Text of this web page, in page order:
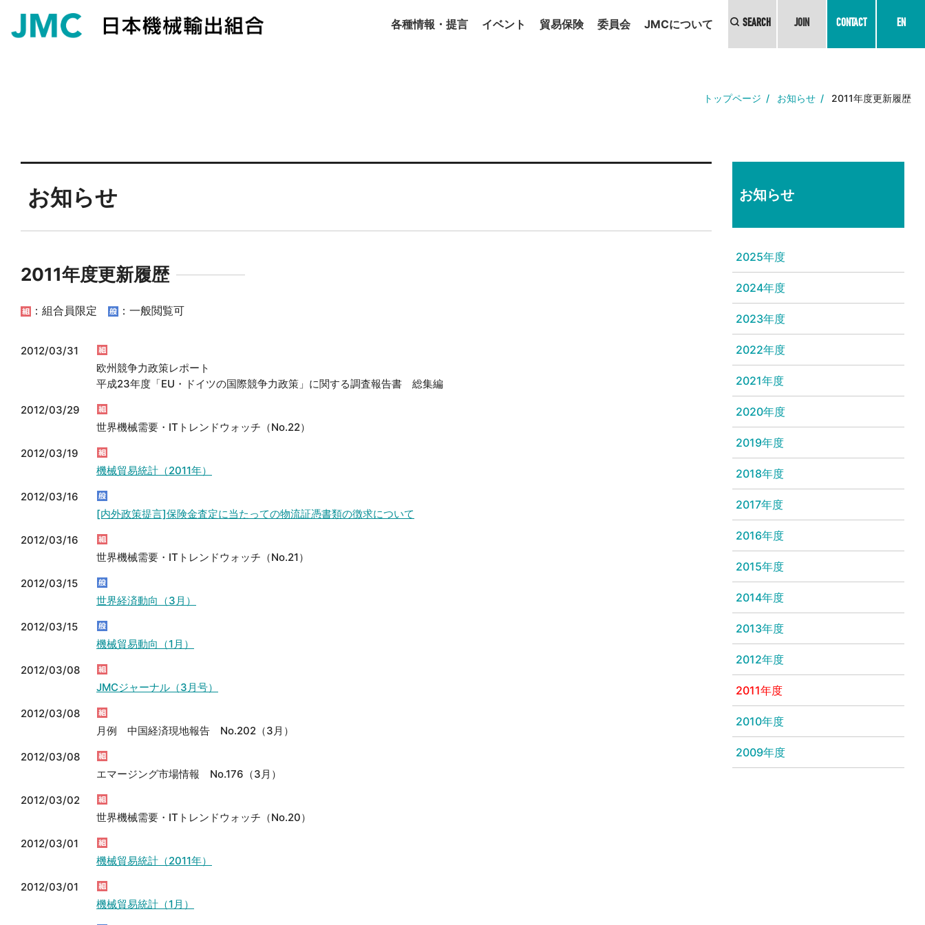
各種情報・提言 イベント 貿易保険 委員会 JMCについて SEARCH JOIN CONTACT EN
トップページ お知らせ 2011年度更新履歴
お知らせ
2011年度更新履歴
：組合員限定 ：一般閲覧可
2012/03/31
欧州競争力政策レポート
平成23年度「EU・ドイツの国際競争力政策」に関する調査報告書 総集編
2012/03/29
世界機械需要・ITトレンドウォッチ（No.22）
2012/03/19
機械貿易統計（2011年）
2012/03/16
[内外政策提言]保険金査定に当たっての物流証憑書類の徴求について
2012/03/16
世界機械需要・ITトレンドウォッチ（No.21）
2012/03/15
世界経済動向（3月）
2012/03/15
機械貿易動向（1月）
2012/03/08
JMCジャーナル（3月号）
2012/03/08
月例 中国経済現地報告 No.202（3月）
2012/03/08
エマージング市場情報 No.176（3月）
2012/03/02
世界機械需要・ITトレンドウォッチ（No.20）
2012/03/01
機械貿易統計（2011年）
2012/03/01
機械貿易統計（1月）
お知らせ
2025年度
2024年度
2023年度
2022年度
2021年度
2020年度
2019年度
2018年度
2017年度
2016年度
2015年度
2014年度
2013年度
2012年度
2011年度
2010年度
2009年度